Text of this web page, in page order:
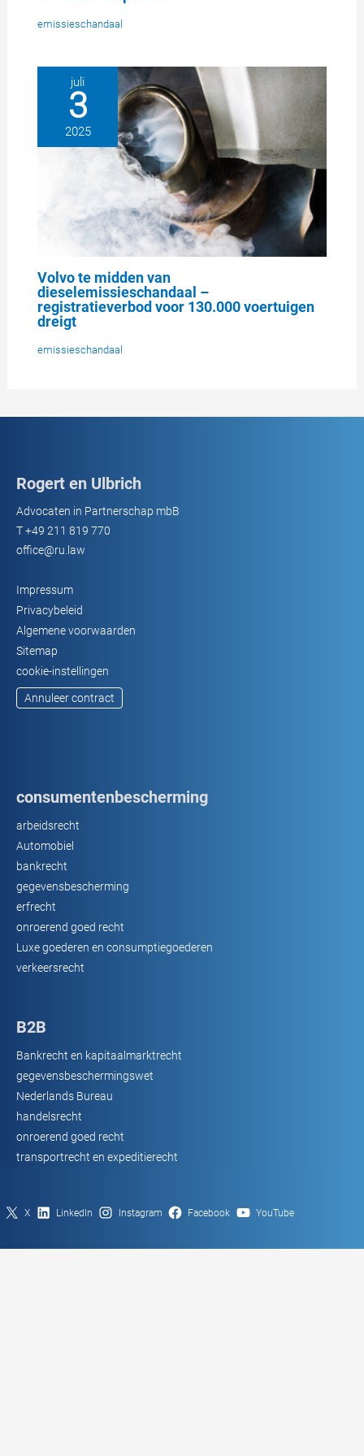
emissieschandaal
juli
3
2025
Volvo te midden van
dieselemissieschandaal –
registratieverbod voor 130.000 voertuigen
dreigt
emissieschandaal
Rogert en Ulbrich
Advocaten in Partnerschap mbB
T+49 211 819 770
office@ru.law
Impressum
Privacybeleid
Algemene voorwaarden
Sitemap
cookie-instellingen
Annuleer contract
consumentenbescherming
arbeidsrecht
Automobiel
bankrecht
gegevensbescherming
erfrecht
onroerend goed recht
Luxe goederen en consumptiegoederen
verkeersrecht
B2B
Bankrecht en kapitaalmarktrecht
gegevensbeschermingswet
Nederlands Bureau
handelsrecht
onroerend goed recht
transportrecht en expeditierecht
X LinkedIn Instagram Facebook YouTube